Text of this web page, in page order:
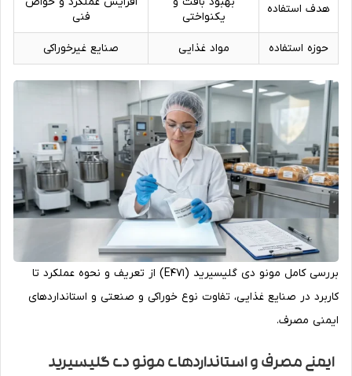
هدف استفاده
یکنواختی
فنی
حوزه استفاده مواد غذایی صنایع غیرخوراکی
بررسی کامل مونو دی گلیسیرید (E471) از تعریف و نحوه عملکرد تا
کاربرد در صنایع غذایی، تفاوت نوع خوراکی و صنعتی و استانداردهای
ایمنی مصرف.
ایمنی مصرف و استانداردهای مونو دی گلیسیرید